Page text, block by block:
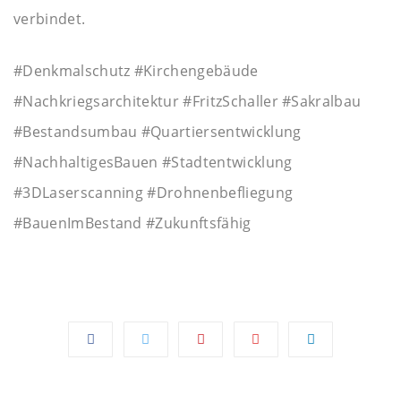
verbindet.
#Denkmalschutz #Kirchengebäude
#Nachkriegsarchitektur #FritzSchaller #Sakralbau
#Bestandsumbau #Quartiersentwicklung
#NachhaltigesBauen #Stadtentwicklung
#3DLaserscanning #Drohnenbefliegung
#BauenImBestand #Zukunftsfähig